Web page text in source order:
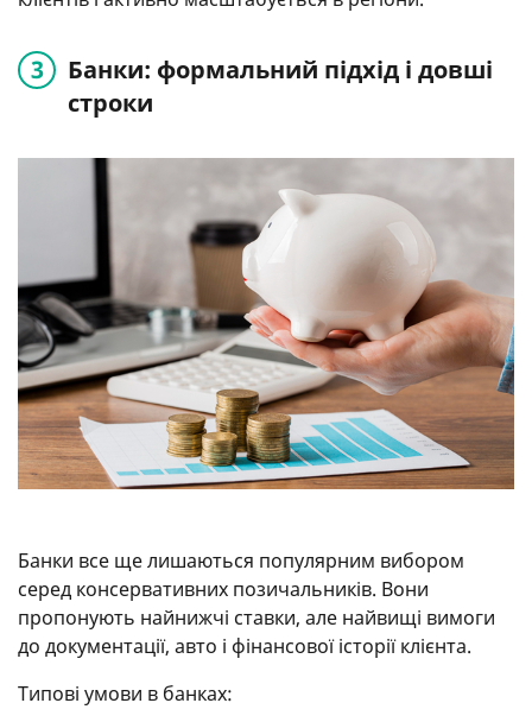
Банки: формальний підхід і довші
строки
Банки все ще лишаються популярним вибором
серед консервативних позичальників. Вони
пропонують найнижчі ставки, але найвищі вимоги
до документації, авто і фінансової історії клієнта.
Типові умови в банках: